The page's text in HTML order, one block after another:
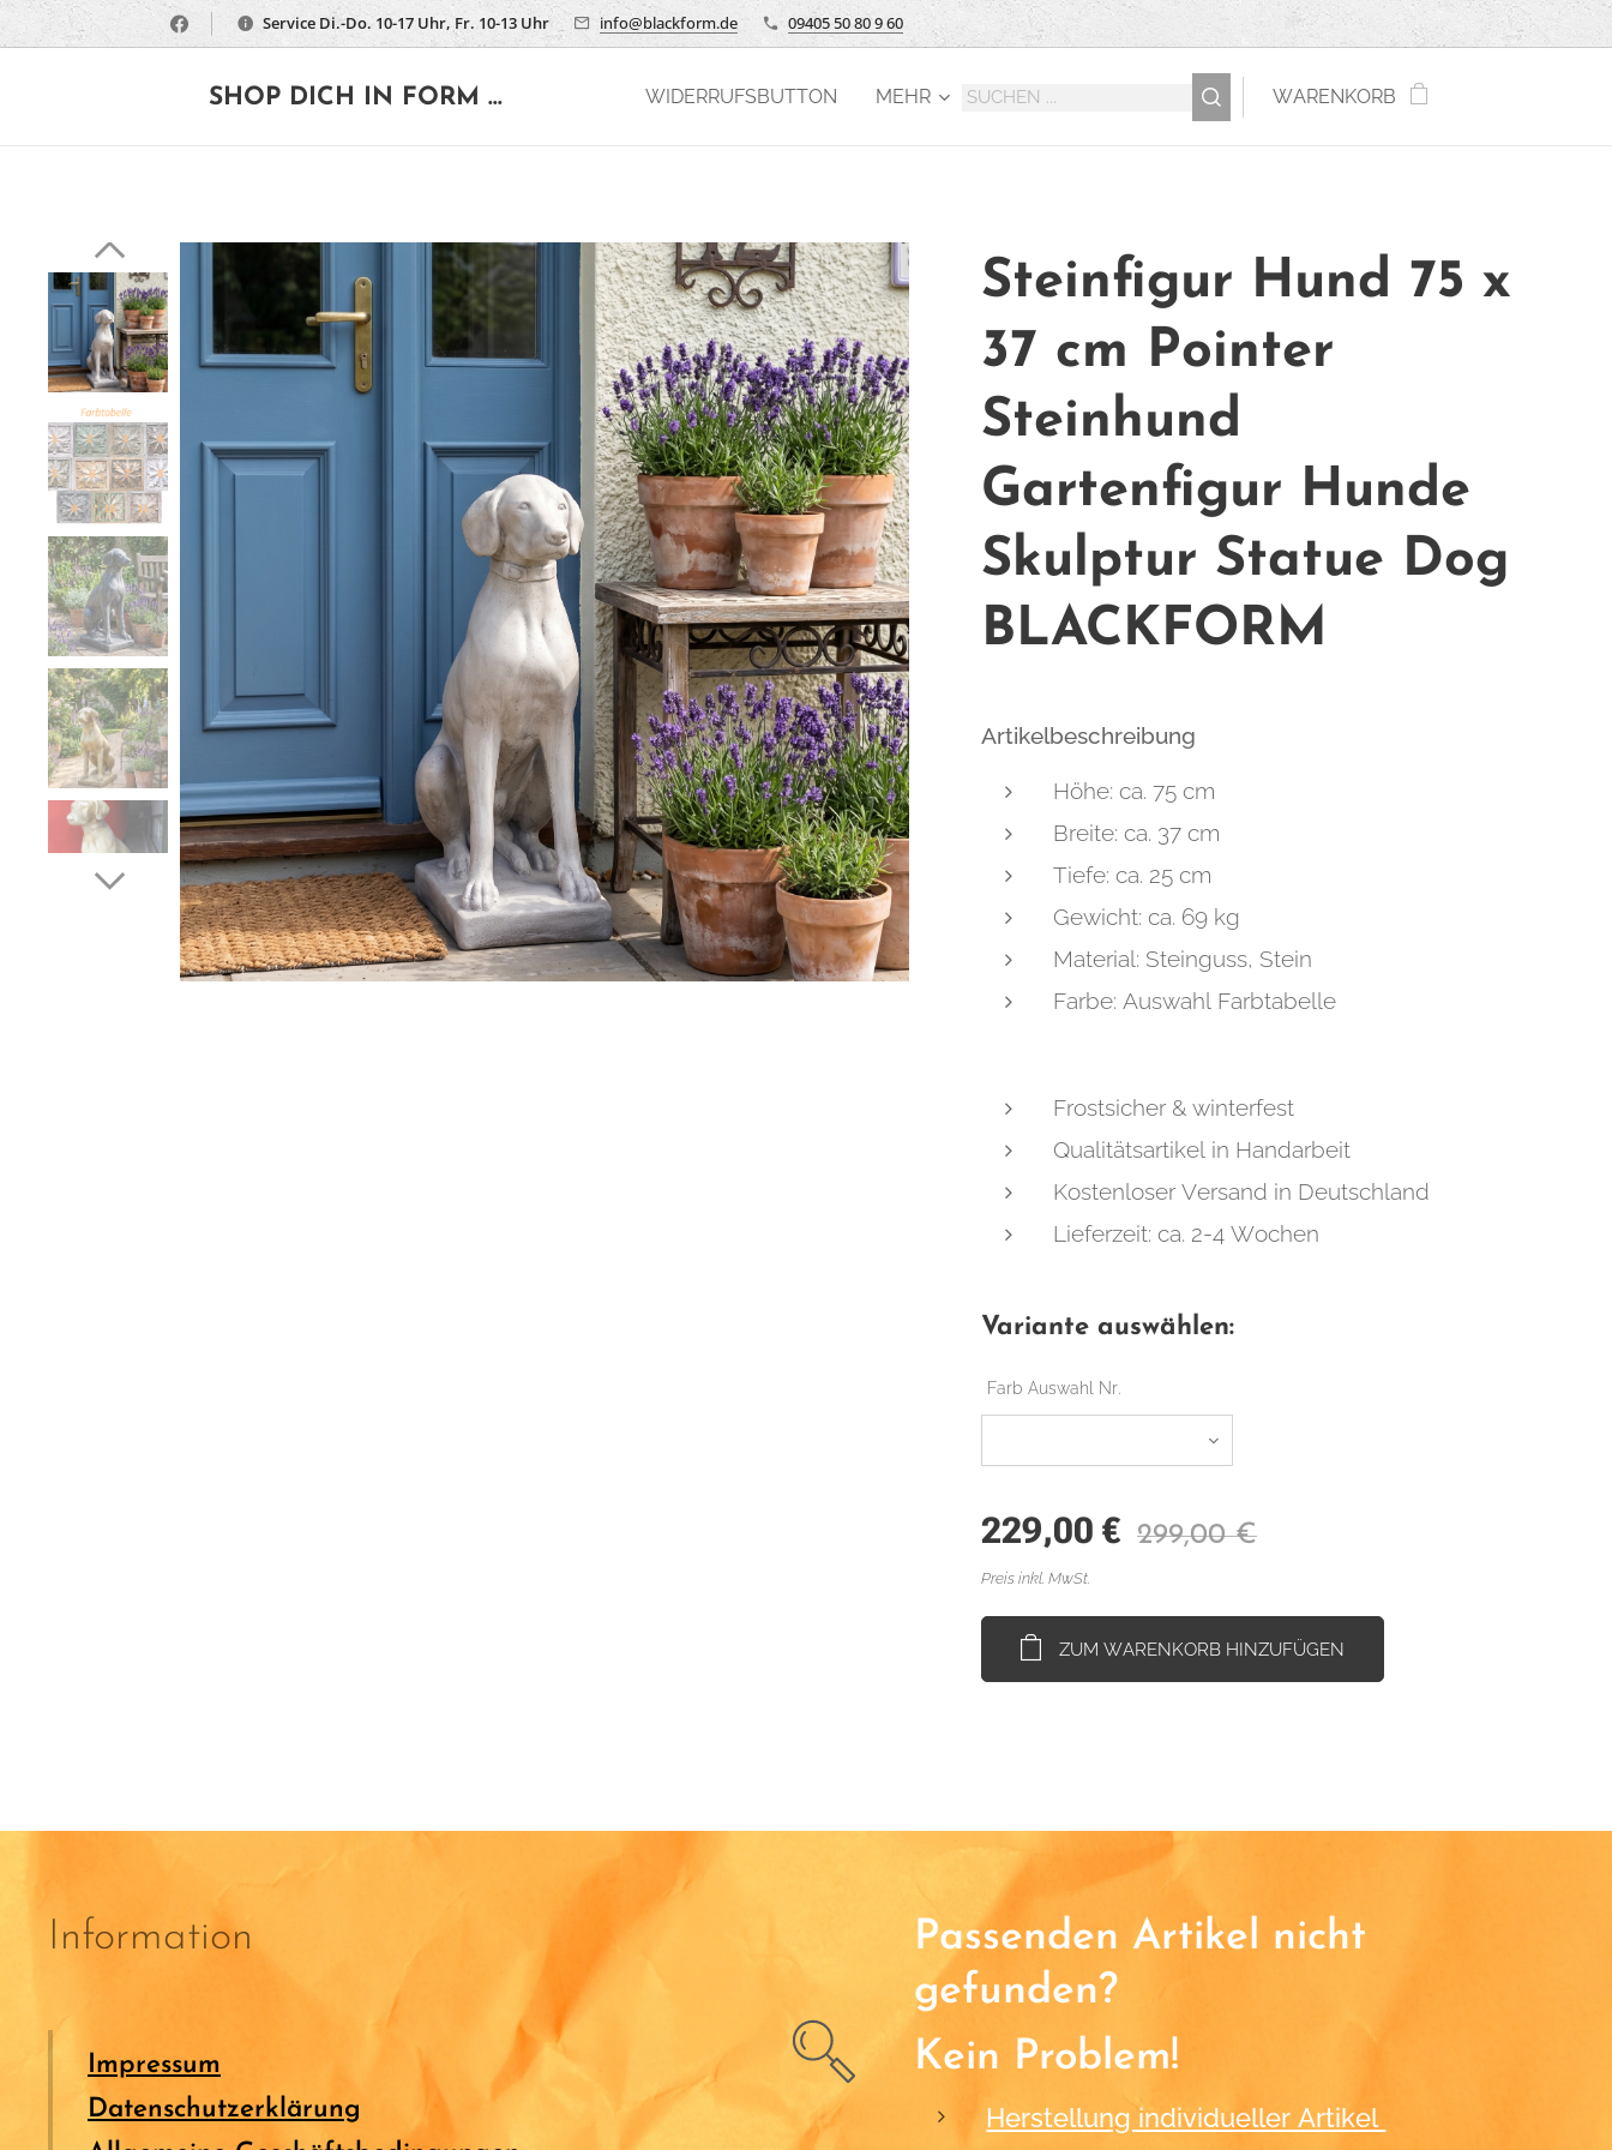
Service Di.-Do. 10-17 Uhr, Fr. 10-13 Uhr info@blackform.de 09405 50 80 9 60
SHOP DICH IN FORM ... WIDERRUFSBUTTON MEHR WARENKORB
Steinfigur Hund 75 x
37 cm Pointer
Steinhund
Gartenfigur Hunde
Skulptur Statue Dog
BLACKFORM
Artikelbeschreibung
Höhe: ca. 75 cm
Breite: ca. 37 cm
Tiefe: ca. 25 cm
Gewicht: ca. 69 kg
Material: Steinguss, Stein
Farbe: Auswahl Farbtabelle
Frostsicher & winterfest
Qualitätsartikel in Handarbeit
Kostenloser Versand in Deutschland
Lieferzeit: ca. 2-4 Wochen
Variante auswählen:
Farb Auswahl Nr.
229,00 € 299,00€
Preis inkl. MwSt.
ZUM WARENKORB HINZUFÜGEN
Information
Impressum
Datenschutzerklärung
Passenden Artikel nicht
gefunden?
Kein Problem!
Herstellung individueller Artikel